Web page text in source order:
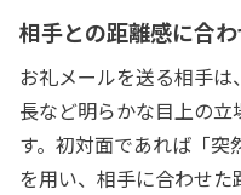
相手との距離感に合
お礼メールを送る相手
長など明らかな目上の
す。初対面であれば「
を用い、相手に合わせ